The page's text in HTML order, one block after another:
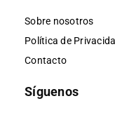
Sobre nosotros
Política de
Contacto
Síguenos